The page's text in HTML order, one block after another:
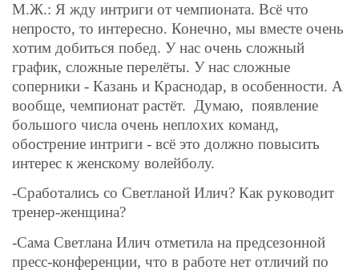
М.Ж.: Я жду интриги от чемпионата. Всё что
непросто, то интересно. Конечно, мы вместе очень
хотим добиться побед. У нас очень сложный
график, сложные перелёты. У нас сложные
соперники - Казань и Краснодар, в особенности. А
вообще, чемпионат растёт.
Думаю, появление
большого числа очень неплохих команд,
обострение интриги - всё это должно повысить
интерес к женскому волейболу.
-Сработались со Светланой Илич? Как руководит
тренер-женщина?
-Сама Светлана Илич отметила на предсезонной
пресс-конференции, что в работе нет отличий по